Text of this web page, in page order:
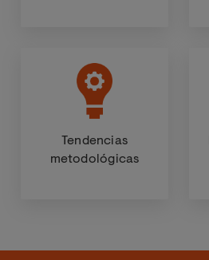
Tendencias
metodológicas